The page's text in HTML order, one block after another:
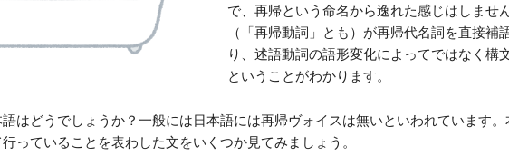
で、再帰という命名から逸れた感じはしませ
（「再帰動詞」とも）が再帰代名詞を直接
り、述語動詞の語形変化によってではなく
ということがわかります。
はどうでしょうか？一般には日本語には再帰ヴォイスは無いといわれています
っていることを表わした文をいくつか見てみましょう。